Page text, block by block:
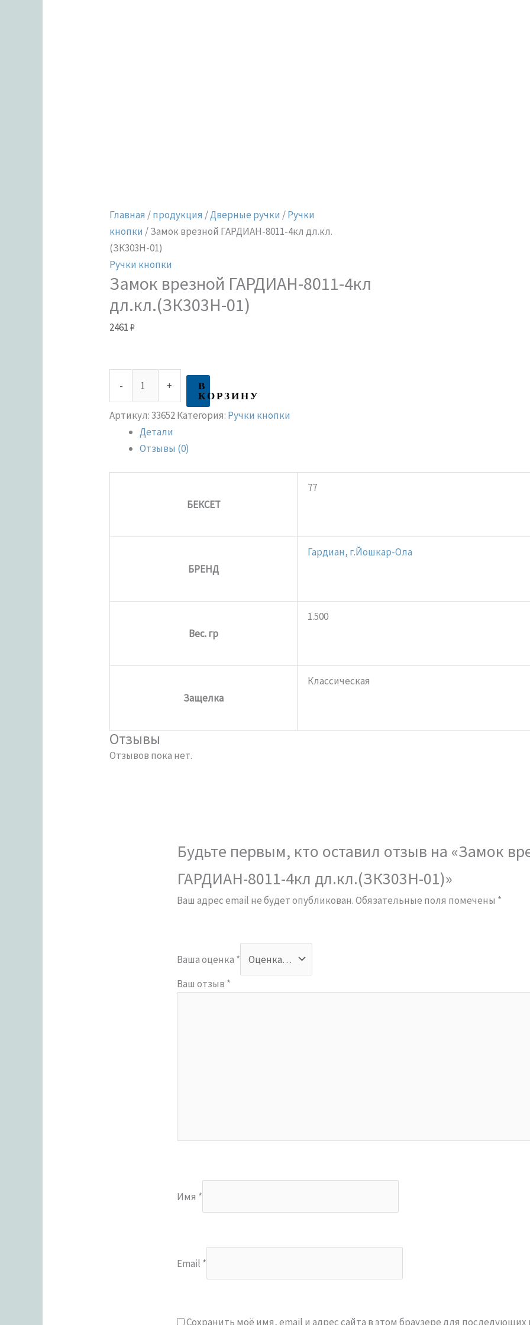
Главная /продукция /Дверные ручки /Ручки
кнопки / Замок врезной ГАРДИАН-8011-4кл дл.кл.
(ЗК303Н-01)
Ручки кнопки
Замок врезной ГАРДИАН-8011-4кл
дл.кл.(ЗК303Н-01)
2461₽
- + В
КОРЗИНУ
Артикул:33652Категория: Ручки кнопки
Детали
Отзывы (0)
БЕКСЕТ
77
БРЕНД
Гардиан, г.Йошкар-Ола
Вес. гр
1.500
Защелка
Классическая
Отзывы
Отзывов пока нет.
Будьте первым, кто оставил отзыв на «Замок
ГАРДИАН-8011-4кл дл.кл.(ЗК303Н-01)»
Ваш адрес email не будет опубликован.Обязательные поля помечены *
Ваша оценка *
Ваш отзыв *
Имя *
Email *
Сохранить моё имя, email и адрес сайта в этом браузере для последующих